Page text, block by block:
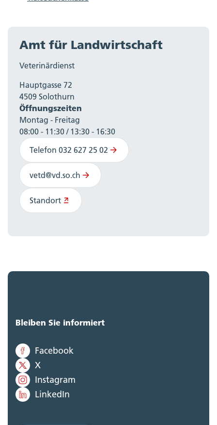
Amt für Landwirtschaft
Veterinärdienst
Hauptgasse 72
4509 Solothurn
Öffnungszeiten
Montag - Freitag
08:00 - 11:30 / 13:30 - 16:30
Telefon 032 627 25 02
vetd@vd.so.ch
Standort
Bleiben Sie informiert
Facebook
X
Instagram
LinkedIn